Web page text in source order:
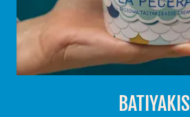
BATIYAKIS